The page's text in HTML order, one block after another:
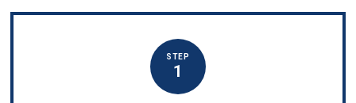
STEP
1